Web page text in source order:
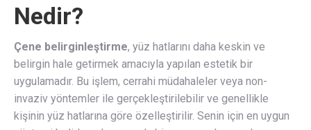
Nedir?
Çene belirginleştirme, yüz hatlarını daha keskin ve
belirgin hale getirmek amacıyla yapılan estetik bir
uygulamadır. Bu işlem, cerrahi müdahaleler veya non-
invaziv yöntemler ile gerçekleştirilebilir ve genellikle
kişinin yüz hatlarına göre özelleştirilir. Senin için en uygun